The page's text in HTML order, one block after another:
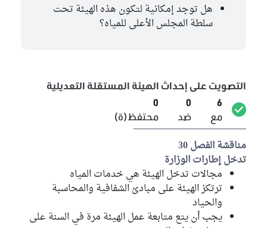
هل توجد إمكانية لتكون هذه الهيئة تحت
سلطة المجلس الأعلى للمياه؟
التصويت على إحداث الهيئة المستقلة التعديلية
6
مع
0
ضد
0
محتفظ(ة)
مناقشة الفصل 30
تدخل إطارات الوزارة
مجالات تدخل الهيئة هي خدمات المياه
ترتكز الهيئة على مبادئ الشفافية والمحاسبة
والحياد
يجب أن يتع متابعة عمل الهيئة مرة في السنة على